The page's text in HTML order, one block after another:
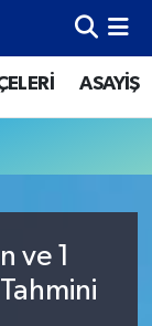
ASAYİŞ
ve 1